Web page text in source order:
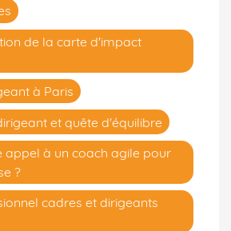
de la carte d'impact
à Paris
et quête d'équilibre
appel à un coach agile pour
?
cadres et dirigeants